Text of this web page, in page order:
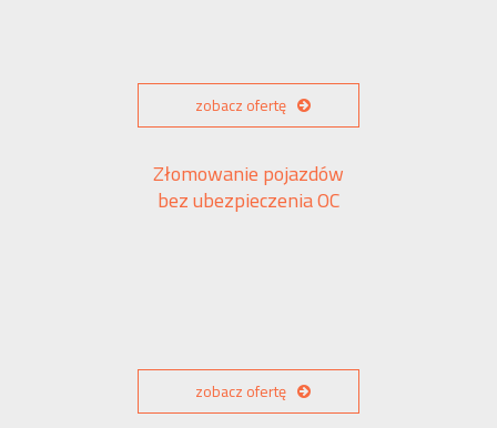
zobacz ofertę
Złomowanie pojazdów
bez ubezpieczenia OC
zobacz ofertę